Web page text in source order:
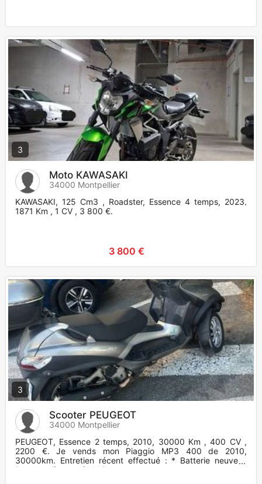
3
Moto KAWASAKI
34000 Montpellier
KAWASAKI, 125 Cm3 , Roadster, Essence 4 temps, 2023,
1871 Km , 1 CV , 3 800 €.
3 800 €
3
Scooter PEUGEOT
34000 Montpellier
PEUGEOT, Essence 2 temps, 2010, 30000 Km , 400 CV ,
2200 €. Je vends mon Piaggio MP3 400 de 2010,
30000km. Entretien récent effectué : * Batterie neuve *
Pneus arrière neufs * Vi